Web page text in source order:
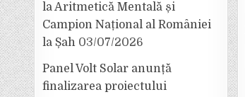
la Aritmetică Mentală și
Campion Național al României
la Șah 03/07/2026
Panel Volt Solar anunță
finalizarea proiectului